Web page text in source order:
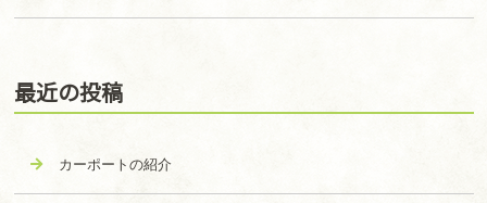
最近の投稿
カーポートの紹介